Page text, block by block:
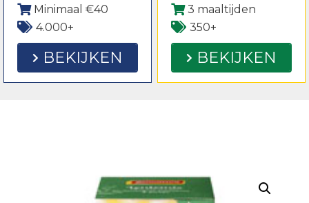
Minimaal €40
4.000+
BEKIJKEN
3 maaltijden
350+
BEKIJKEN